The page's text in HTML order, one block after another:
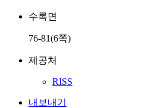
수록면
76-81(6쪽)
제공처
RISS
내보내기